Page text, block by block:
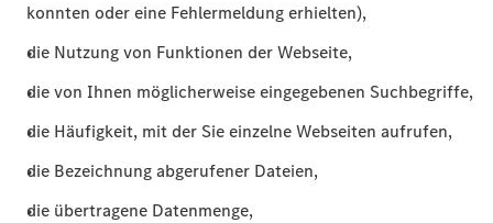
konnten oder eine Fehlermeldung erhielten),
die Nutzung von Funktionen der Webseite,
die von Ihnen möglicherweise eingegebenen Suchbegriffe,
die Häufigkeit, mit der Sie einzelne Webseiten aufrufen,
die Bezeichnung abgerufener Dateien,
die übertragene Datenmenge,